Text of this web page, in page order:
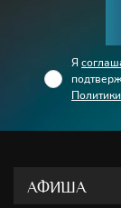
Я
АФИША